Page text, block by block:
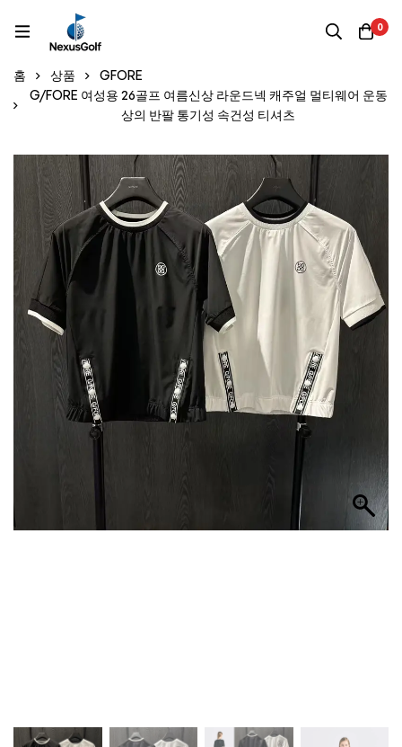
0
홈 상품
GFORE
G/FORE 여성용 26골프 여름신상 라운드넥 캐주얼 멀티웨어 운동
상의 반팔 통기성 속건성 티셔츠